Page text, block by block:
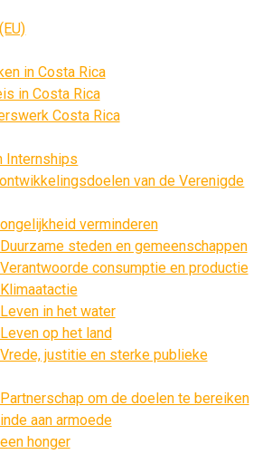
in Costa Rica
in Costa Rica
Costa Rica
Internships
van de Verenigde
verminderen
steden en gemeenschappen
consumptie en productie
in het water
op het land
justitie en sterke publieke
om de doelen te bereiken
aan armoede
honger